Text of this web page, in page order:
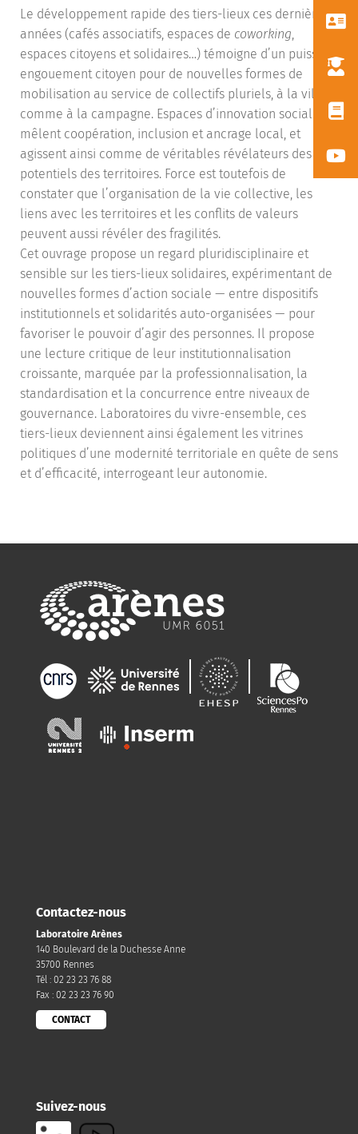
Le développement rapide des tiers-lieux ces dernières
années (cafés associatifs, espaces de coworking
espaces citoyens et solidaires…) témoigne d’un puissant
engouement citoyen pour de nouvelles formes de
mobilisation au service de collectifs pluriels, à la ville
comme à la campagne. Espaces d’innovation sociale, ils
mêlent coopération, inclusion et ancrage local, et
agissent ainsi comme de véritables révélateurs des
potentiels des territoires. Force est toutefois de
constater que l’organisation de la vie collective, les
liens avec les territoires et les conflits de valeurs
peuvent aussi révéler des fragilités.
Cet ouvrage propose un regard pluridisciplinaire et
sensible sur les tiers-lieux solidaires, expérimentant de
nouvelles formes d’action sociale — entre dispositifs
institutionnels et solidarités auto-organisées — pour
favoriser le pouvoir d’agir des personnes. Il propose
une lecture critique de leur institutionnalisation
croissante, marquée par la professionnalisation, la
standardisation et la concurrence entre niveaux de
gouvernance. Laboratoires du vivre-ensemble, ces
tiers-lieux deviennent ainsi également les vitrines
politiques d’une modernité territoriale en quête de sens
et d’efficacité, interrogeant leur autonomie.
Contactez-nous
Laboratoire Arènes
140 Boulevard de la Duchesse Anne
35700 Rennes
Tél : 02 23 23 76 88
Fax : 02 23 23 76 90
CONTACT
Suivez-nous